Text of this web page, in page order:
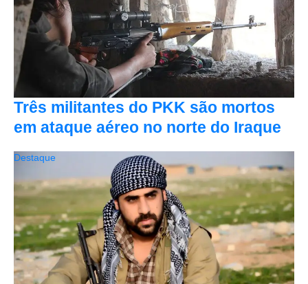
Três militantes do PKK são mortos
em ataque aéreo no norte do Iraque
Destaque